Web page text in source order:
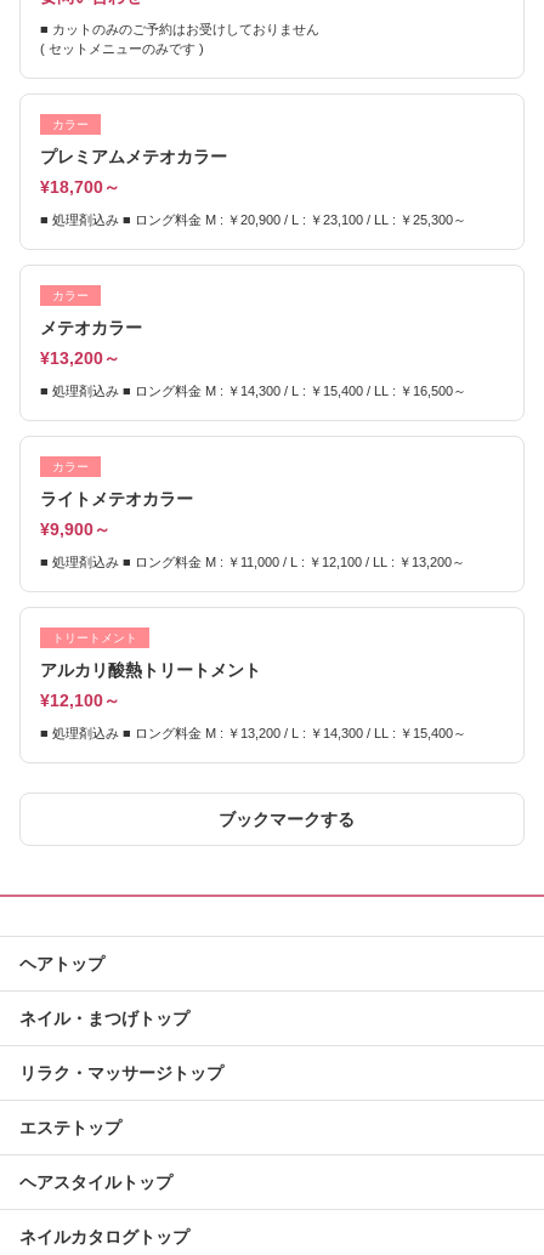
■ カットのみのご予約はお受けしておりません
( セットメニューのみです )
カラー
プレミアムメテオカラー
¥18,700～
■ 処理剤込み ■ ロング料金 M : ￥20,900 / L : ￥23,100 / LL : ￥25,300～
カラー
メテオカラー
¥13,200～
■ 処理剤込み ■ ロング料金 M : ￥14,300 / L : ￥15,400 / LL : ￥16,500～
カラー
ライトメテオカラー
¥9,900～
■ 処理剤込み ■ ロング料金 M : ￥11,000 / L : ￥12,100 / LL : ￥13,200～
トリートメント
アルカリ酸熱トリートメント
¥12,100～
■ 処理剤込み ■ ロング料金 M : ￥13,200 / L : ￥14,300 / LL : ￥15,400～
ブックマークする
ヘアトップ
ネイル・まつげトップ
リラク・マッサージトップ
エステトップ
ヘアスタイルトップ
ネイルカタログトップ